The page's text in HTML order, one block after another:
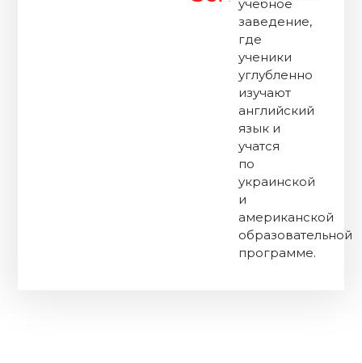
учебное
заведение,
где
ученики
углубленно
изучают
английский
язык и
учатся
по
украинской
и
американской
образовательной
программе.